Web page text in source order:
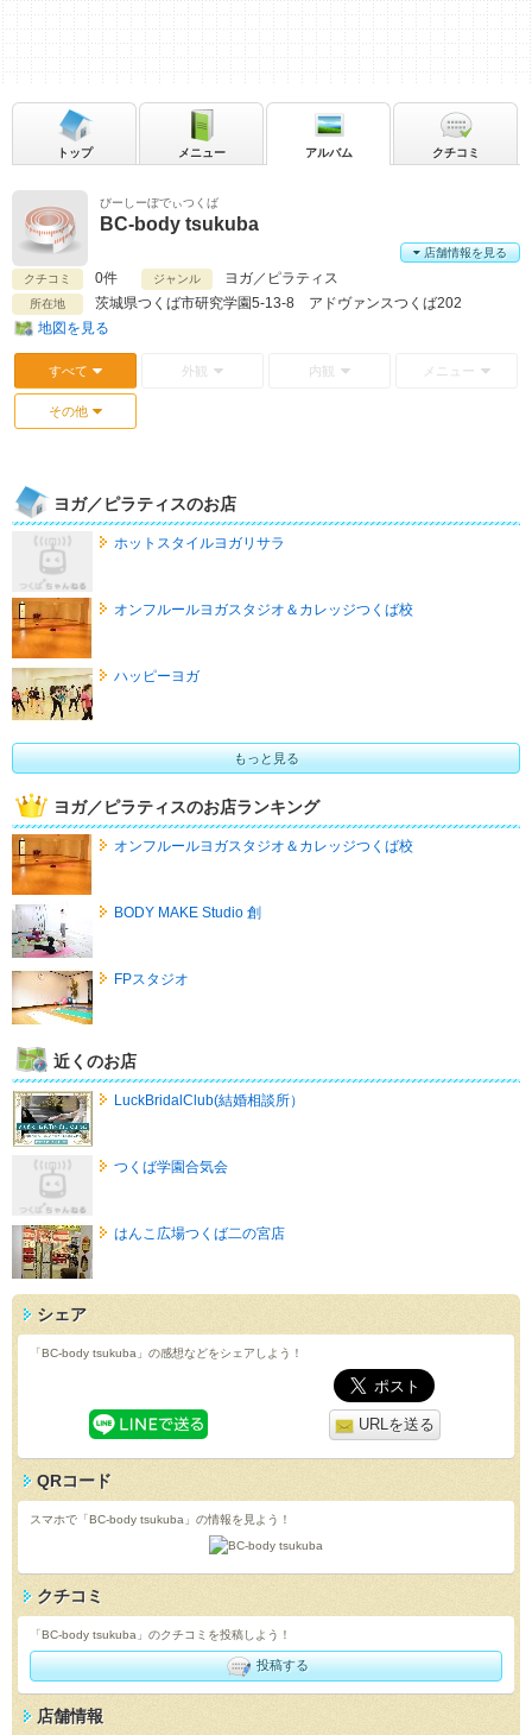
びーしーぼでぃつくば
BC-body tsukuba
クチコミ 0件 ジャンル ヨガ／ピラティス
所在地 茨城県つくば市研究学園5-13-8 アドヴァンスつくば202
地図を見る
店舗情報を見る
トップ メニュー アルバム クチコミ
すべて 外観 内観 メニュー
その他
ヨガ／ピラティスのお店
ホットスタイルヨガリサラ
オンフルールヨガスタジオ＆カレッジつくば校
ハッピーヨガ
もっと見る
ヨガ／ピラティスのお店ランキング
オンフルールヨガスタジオ＆カレッジつくば校
BODY MAKE Studio 創
FPスタジオ
近くのお店
LuckBridalClub(結婚相談所）
つくば学園合気会
はんこ広場つくば二の宮店
シェア
「BC-body tsukuba」の感想などをシェアしよう！
URLを送る
QRコード
スマホで「BC-body tsukuba」の情報を見よう！
クチコミ
「BC-body tsukuba」のクチコミを投稿しよう！
投稿する
店舗情報